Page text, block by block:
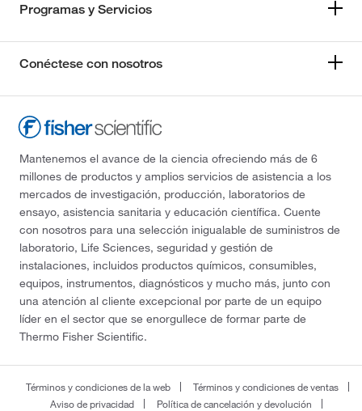
Programas y Servicios
Conéctese con nosotros
Mantenemos el avance de la ciencia ofreciendo más de 6
millones de productos y amplios servicios de asistencia a los
mercados de investigación, producción, laboratorios de
ensayo, asistencia sanitaria y educación científica. Cuente
con nosotros para una selección inigualable de suministros de
laboratorio, Life Sciences, seguridad y gestión de
instalaciones, incluidos productos químicos, consumibles,
equipos, instrumentos, diagnósticos y mucho más, junto con
una atención al cliente excepcional por parte de un equipo
líder en el sector que se enorgullece de formar parte de
Thermo Fisher Scientific.
Términos y condiciones de la web
Términos y condiciones de ventas
Aviso de privacidad
Política de cancelación y devolución